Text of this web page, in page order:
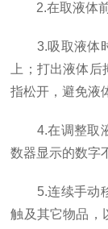
2.在取液体前
3.吸取液体时
上；打出液体
指松开，避免液
4.在调整取液
数器显示的数字
5.连续手动移
触及其它物品，